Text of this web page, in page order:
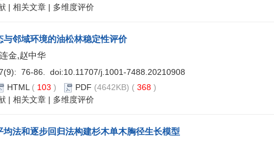
| 相关文章 | 多维度评价
与邻域环境的油松林稳定性评价
金,赵中华
76-86. doi:10.11707/j.1001-7488.20210908
HTML ( 103 ) PDF (4642KB) ( 368 )
| 相关文章 | 多维度评价
均法和逐步回归法构建杉木单木胸径生长模型